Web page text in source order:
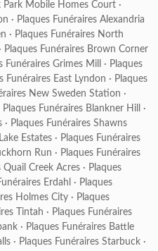
Park Mobile Homes Court ·
· Plaques Funéraires Alexandria
· Plaques Funéraires North
· Plaques Funéraires Brown Corner
Funéraires Grimes Mill · Plaques
Funéraires East Lyndon · Plaques
New Sweden Station ·
Plaques Funéraires Blankner Hill
·
· Plaques Funéraires Shawns
Estates · Plaques Funéraires
Run · Plaques Funéraires
Quail Creek Acres · Plaques
Erdahl · Plaques
Holmes City · Plaques
Tintah · Plaques Funéraires
· Plaques Funéraires Battle
· Plaques Funéraires Starbuck ·